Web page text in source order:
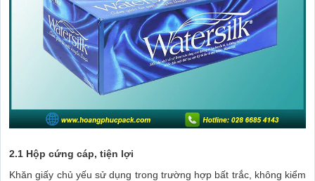
2.1 Hộp cứng cáp, tiện lợi
Khăn giấy chủ yếu sử dụng trong trường hợp bất trắc, không kiểm